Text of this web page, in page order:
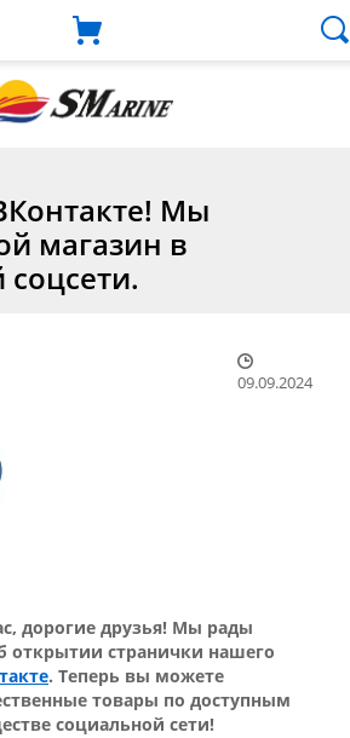
Мы
магазин в
09.09.2024
дорогие друзья! Мы рады
открытии странички нашего
. Теперь вы можете
товары по доступным
социальной сети!